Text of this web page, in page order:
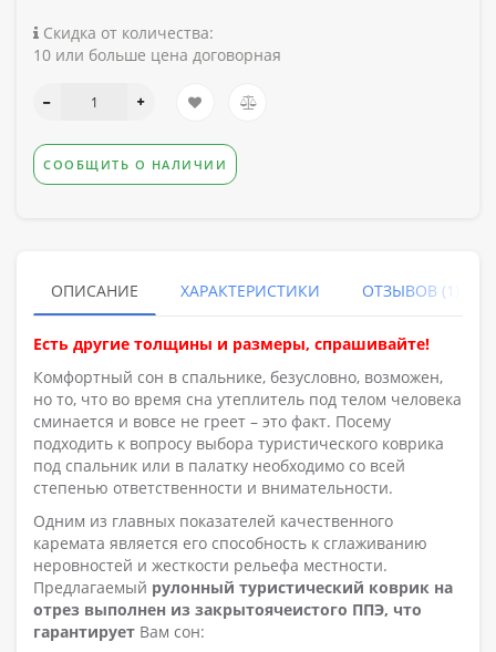
Скидка от количества:
10 или больше цена договорная
СООБЩИТЬ О НАЛИЧИИ
ОПИСАНИЕ ХАРАКТЕРИСТИКИ ОТЗЫВОВ (1)
Есть другие толщины и размеры, спрашивайте!
Комфортный сон в спальнике, безусловно, возможен,
но то, что во время сна утеплитель под телом человека
сминается и вовсе не греет – это факт. Посему
подходить к вопросу выбора туристического коврика
под спальник или в палатку необходимо со всей
степенью ответственности и внимательности.
Одним из главных показателей качественного
каремата является его способность к сглаживанию
неровностей и жесткости рельефа местности.
Предлагаемый рулонный туристический коврик на
отрез выполнен из закрытоячеистого ППЭ, что
гарантирует Вам сон: